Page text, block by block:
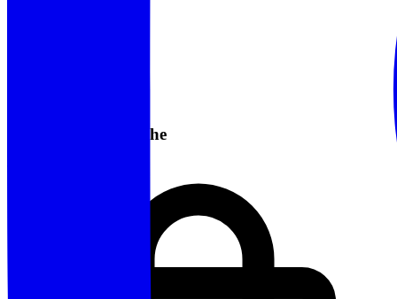
Informazioni Pratiche